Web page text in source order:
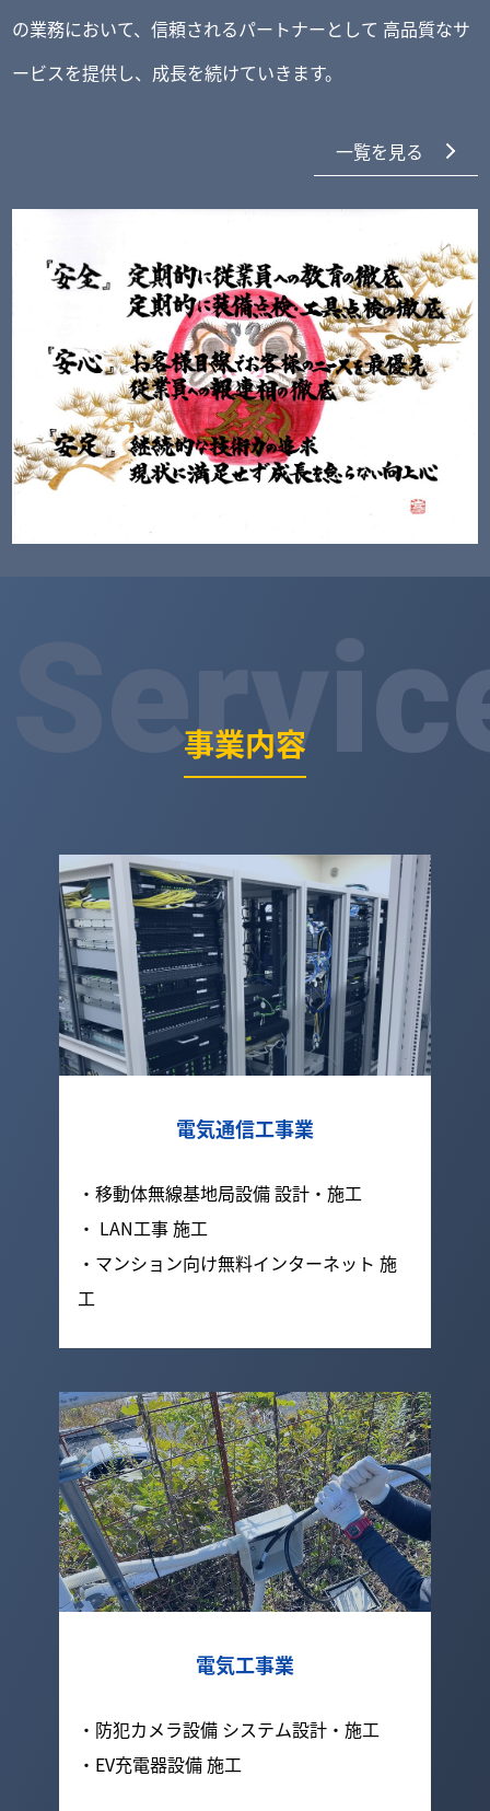
の業務において、信頼されるパートナーとして 高品質なサ
ービスを提供し、成長を続けていきます。
一覧を見る
事業内容
電気通信工事業
・移動体無線基地局設備 設計・施工
・ LAN工事 施工
・マンション向け無料インターネット 施
工
電気工事業
・防犯カメラ設備 システム設計・施工
・EV充電器設備 施工